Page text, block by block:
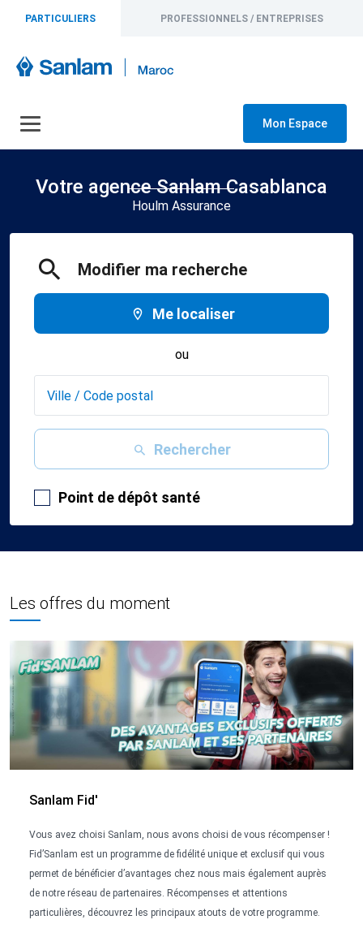
PARTICULIERS PROFESSIONNELS / ENTREPRISES
Mon Espace
Votre agence Sanlam Casablanca
Houlm Assurance
Modifier ma recherche
Me localiser
ou
Rechercher
Point de dépôt santé
Les offres du moment
Sanlam Fid'
Vous avez choisi Sanlam, nous avons choisi de vous récompenser !
Fid’Sanlam est un programme de fidélité unique et exclusif qui vous
permet de bénéficier d’avantages chez nous mais également auprès
de notre réseau de partenaires. Récompenses et attentions
particulières, découvrez les principaux atouts de votre programme.